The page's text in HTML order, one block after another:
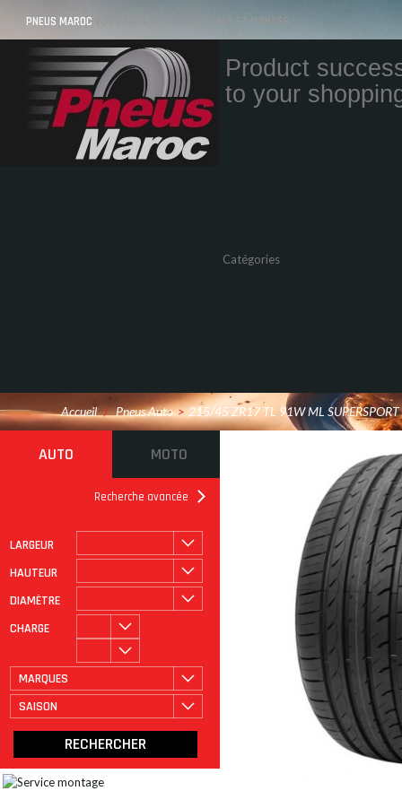
PNEUS MAROC VOS PNEUS AU MAROC LIVRÉS ET MONTÉS
Product
to your
Catégories
Accueil / Pneus Auto > 215/45 ZR17 TL 91W ML SUPERSPORT
AUTO MOTO
Recherche avancée
LARGEUR
HAUTEUR
DIAMÈTRE
CHARGE
MARQUES
SAISON
ROULAGE À PLAT